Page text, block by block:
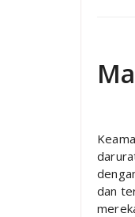
dan